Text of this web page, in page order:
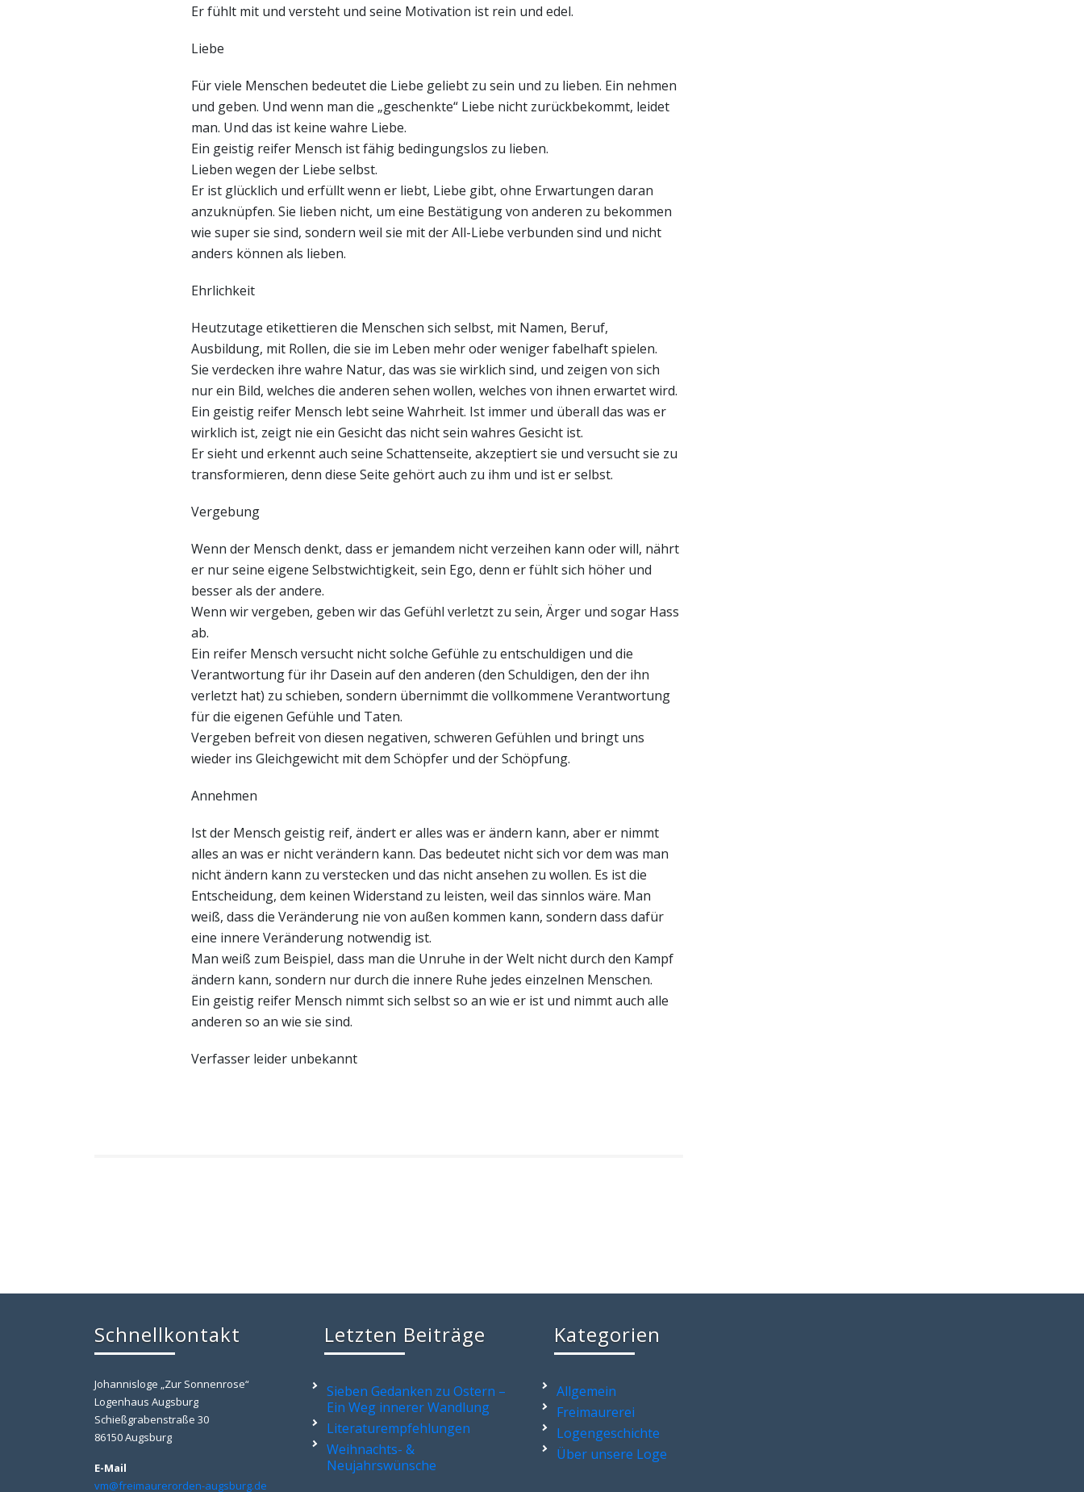
Er fühlt mit und versteht und seine Motivation ist rein und edel.
Liebe
Für viele Menschen bedeutet die Liebe geliebt zu sein und zu lieben. Ein nehmen
und geben. Und wenn man die „geschenkte“ Liebe nicht zurückbekommt, leidet
man. Und das ist keine wahre Liebe.
Ein geistig reifer Mensch ist fähig bedingungslos zu lieben.
Lieben wegen der Liebe selbst.
Er ist glücklich und erfüllt wenn er liebt, Liebe gibt, ohne Erwartungen daran
anzuknüpfen. Sie lieben nicht, um eine Bestätigung von anderen zu bekommen
wie super sie sind, sondern weil sie mit der All-Liebe verbunden sind und nicht
anders können als lieben.
Ehrlichkeit
Heutzutage etikettieren die Menschen sich selbst, mit Namen, Beruf,
Ausbildung, mit Rollen, die sie im Leben mehr oder weniger fabelhaft spielen.
Sie verdecken ihre wahre Natur, das was sie wirklich sind, und zeigen von sich
nur ein Bild, welches die anderen sehen wollen, welches von ihnen erwartet wird.
Ein geistig reifer Mensch lebt seine Wahrheit. Ist immer und überall das was er
wirklich ist, zeigt nie ein Gesicht das nicht sein wahres Gesicht ist.
Er sieht und erkennt auch seine Schattenseite, akzeptiert sie und versucht sie zu
transformieren, denn diese Seite gehört auch zu ihm und ist er selbst.
Vergebung
Wenn der Mensch denkt, dass er jemandem nicht verzeihen kann oder will, nährt
er nur seine eigene Selbstwichtigkeit, sein Ego, denn er fühlt sich höher und
besser als der andere.
Wenn wir vergeben, geben wir das Gefühl verletzt zu sein, Ärger und sogar Hass
ab.
Ein reifer Mensch versucht nicht solche Gefühle zu entschuldigen und die
Verantwortung für ihr Dasein auf den anderen (den Schuldigen, den der ihn
verletzt hat) zu schieben, sondern übernimmt die vollkommene Verantwortung
für die eigenen Gefühle und Taten.
Vergeben befreit von diesen negativen, schweren Gefühlen und bringt uns
wieder ins Gleichgewicht mit dem Schöpfer und der Schöpfung.
Annehmen
Ist der Mensch geistig reif, ändert er alles was er ändern kann, aber er nimmt
alles an was er nicht verändern kann. Das bedeutet nicht sich vor dem was man
nicht ändern kann zu verstecken und das nicht ansehen zu wollen. Es ist die
Entscheidung, dem keinen Widerstand zu leisten, weil das sinnlos wäre. Man
weiß, dass die Veränderung nie von außen kommen kann, sondern dass dafür
eine innere Veränderung notwendig ist.
Man weiß zum Beispiel, dass man die Unruhe in der Welt nicht durch den Kampf
ändern kann, sondern nur durch die innere Ruhe jedes einzelnen Menschen.
Ein geistig reifer Mensch nimmt sich selbst so an wie er ist und nimmt auch alle
anderen so an wie sie sind.
Verfasser leider unbekannt
Schnellkontakt
Johannisloge „Zur Sonnenrose“
Logenhaus Augsburg
Schießgrabenstraße 30
86150 Augsburg
E-Mail
vm@freimaurerorden-augsburg.de
Letzten Beiträge
Sieben Gedanken zu Ostern –
Ein Weg innerer Wandlung
Literaturempfehlungen
Weihnachts- &
Neujahrswünsche
Kategorien
Allgemein
Freimaurerei
Logengeschichte
Über unsere Loge